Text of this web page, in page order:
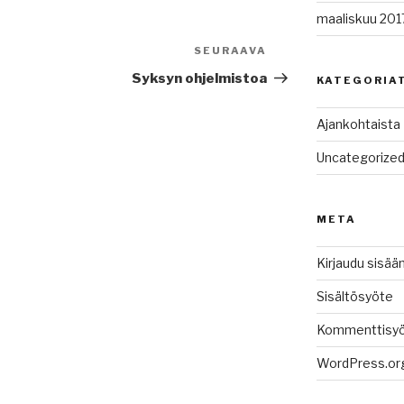
artikkeli
SEURAAVA
Syksyn ohjelmistoa
maaliskuu
KATEGORIAT
Ajankohtaista
Uncategorized
META
Kirjaudu sisään
Sisältösyöte